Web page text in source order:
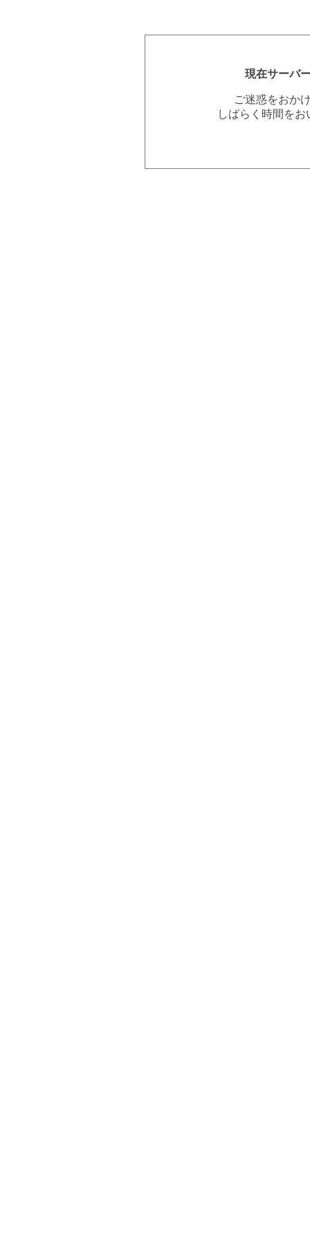
現在サーバ
ご迷惑をおか
しばらく時間を